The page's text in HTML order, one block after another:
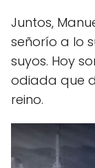
Juntos,
señorío a lo
suyos. Hoy
odiada que
reino.